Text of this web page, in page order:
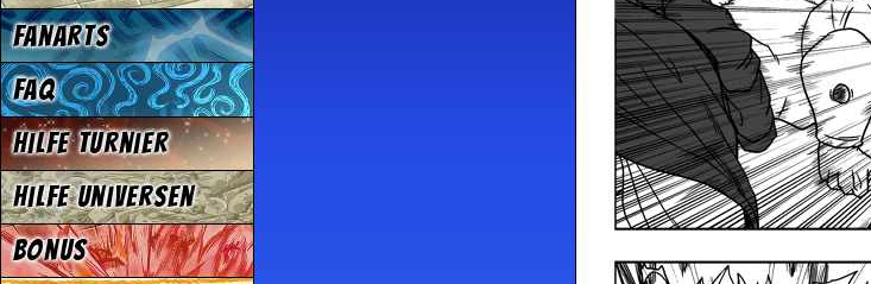
Fanarts
FAQ
Hilfe Turnier
Hilfe Universen
Bonus